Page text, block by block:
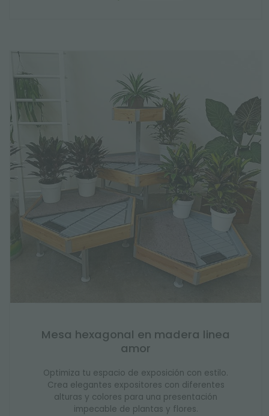
Mesa hexagonal en madera linea
amor
Optimiza tu espacio de exposición con estilo.
Crea elegantes expositores con diferentes
alturas y colores para una presentación
impecable de plantas y flores.